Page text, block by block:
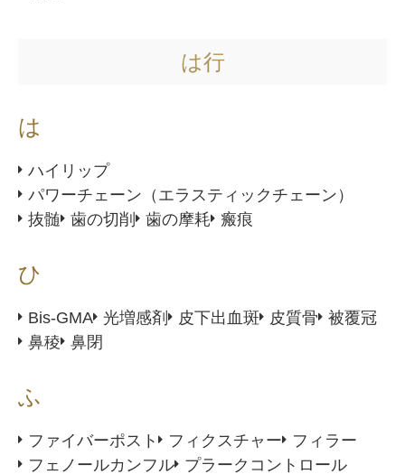
は行
は
ハイリップ
パワーチェーン（エラスティックチェーン）
抜髄 歯の切削 歯の摩耗 瘢痕
ひ
Bis-GMA 光増感剤 皮下出血斑 皮質骨 被覆冠
鼻稜 鼻閉
ふ
ファイバーポスト フィクスチャー
フィラー
フェノールカンフル プラークコントロール